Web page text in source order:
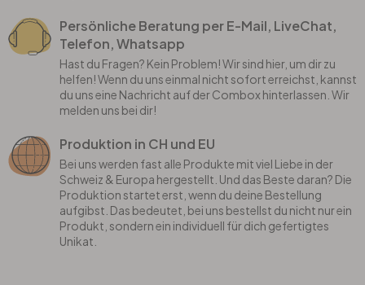
Persönliche Beratung per E-Mail, LiveChat,
Telefon, Whatsapp
Hast du Fragen? Kein Problem! Wir sind hier, um dir zu
helfen! Wenn du uns einmal nicht sofort erreichst, kannst
du uns eine Nachricht auf der Combox hinterlassen. Wir
melden uns bei dir!
Produktion in CH und EU
Bei uns werden fast alle Produkte mit viel Liebe in der
Schweiz & Europa hergestellt. Und das Beste daran? Die
Produktion startet erst, wenn du deine Bestellung
aufgibst. Das bedeutet, bei uns bestellst du nicht nur ein
Produkt, sondern ein individuell für dich gefertigtes
Unikat.